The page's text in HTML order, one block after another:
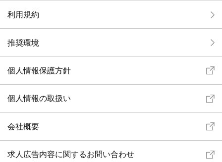
利用規約
推奨環境
個人情報保護方針
個人情報の取扱い
会社概要
求人広告内容に関するお問い合わせ